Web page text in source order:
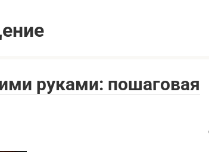
руками: пошаговая